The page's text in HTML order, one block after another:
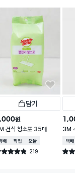
담기
원
건식 청소포 35매
배배송매장픽업오늘배송
4.8점 219
건 작성
3M
넘
택배
별점